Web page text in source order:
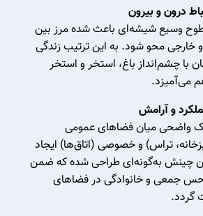
درون و بیرون
وسیع شیشه‌ای باعث شده مرز بین
خارجی محو شود. به این ترتیب زندگی
با چشم‌انداز باغ، استخر و استخر
می‌آمیزد.
و آرامش
واضحی میان فضاهای عمومی
تراس) و خصوصی (اتاق‌ها) ایجاد
چینش به‌گونه‌ای طراحی شده که ضمن
حس جمعی و خانوادگی در فضاهای
گردد.